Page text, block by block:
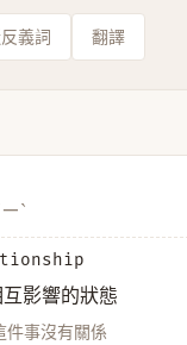
義詞 翻譯
ˋ
影響的狀態
件事沒有關係